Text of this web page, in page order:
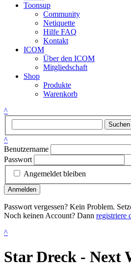
Toonsup
Community
Netiquette
Hilfe FAQ
Kontakt
ICOM
Über den ICOM
Mitgliedschaft
Shop
Produkte
Warenkorb
^
Suchen
^
Benutzername
Passwort
Angemeldet bleiben
Anmelden
Passwort vergessen? Kein Problem.
Noch keinen Account? Dann registriere
^
Star Dreck - Next